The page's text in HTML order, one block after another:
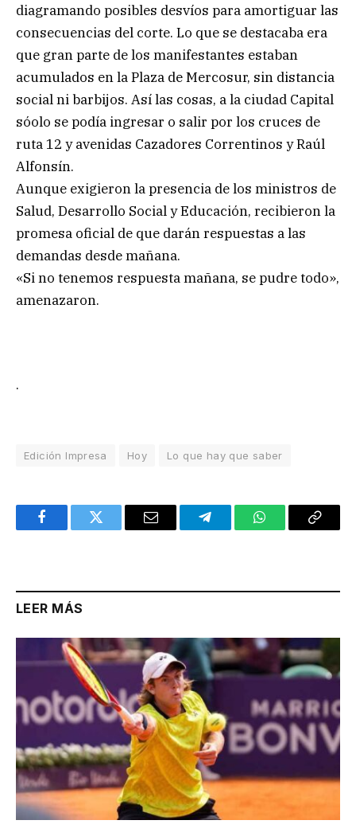
diagramando posibles desvíos para amortiguar las
consecuencias del corte. Lo que se destacaba era
que gran parte de los manifestantes estaban
acumulados en la Plaza de Mercosur, sin distancia
social ni barbijos. Así las cosas, a la ciudad Capital
sóolo se podía ingresar o salir por los cruces de
ruta 12 y avenidas Cazadores Correntinos y Raúl
Alfonsín.
Aunque exigieron la presencia de los ministros de
Salud, Desarrollo Social y Educación, recibieron la
promesa oficial de que darán respuestas a las
demandas desde mañana.
«Si no tenemos respuesta mañana, se pudre todo»,
amenazaron.
.
Edición Impresa Hoy Lo que hay que saber
FacebookTwitter Email TelegramWhatsAppCopy
LEER MÁS